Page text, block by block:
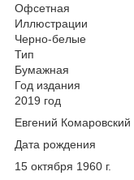
Офсетная
Иллюстрации
Черно-белые
Тип
Бумажная
Год издания
2019 год
Евгений Комаровский
Дата рождения
15 октября 1960 г.